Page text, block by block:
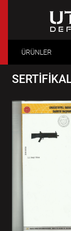
ÜRÜNLER